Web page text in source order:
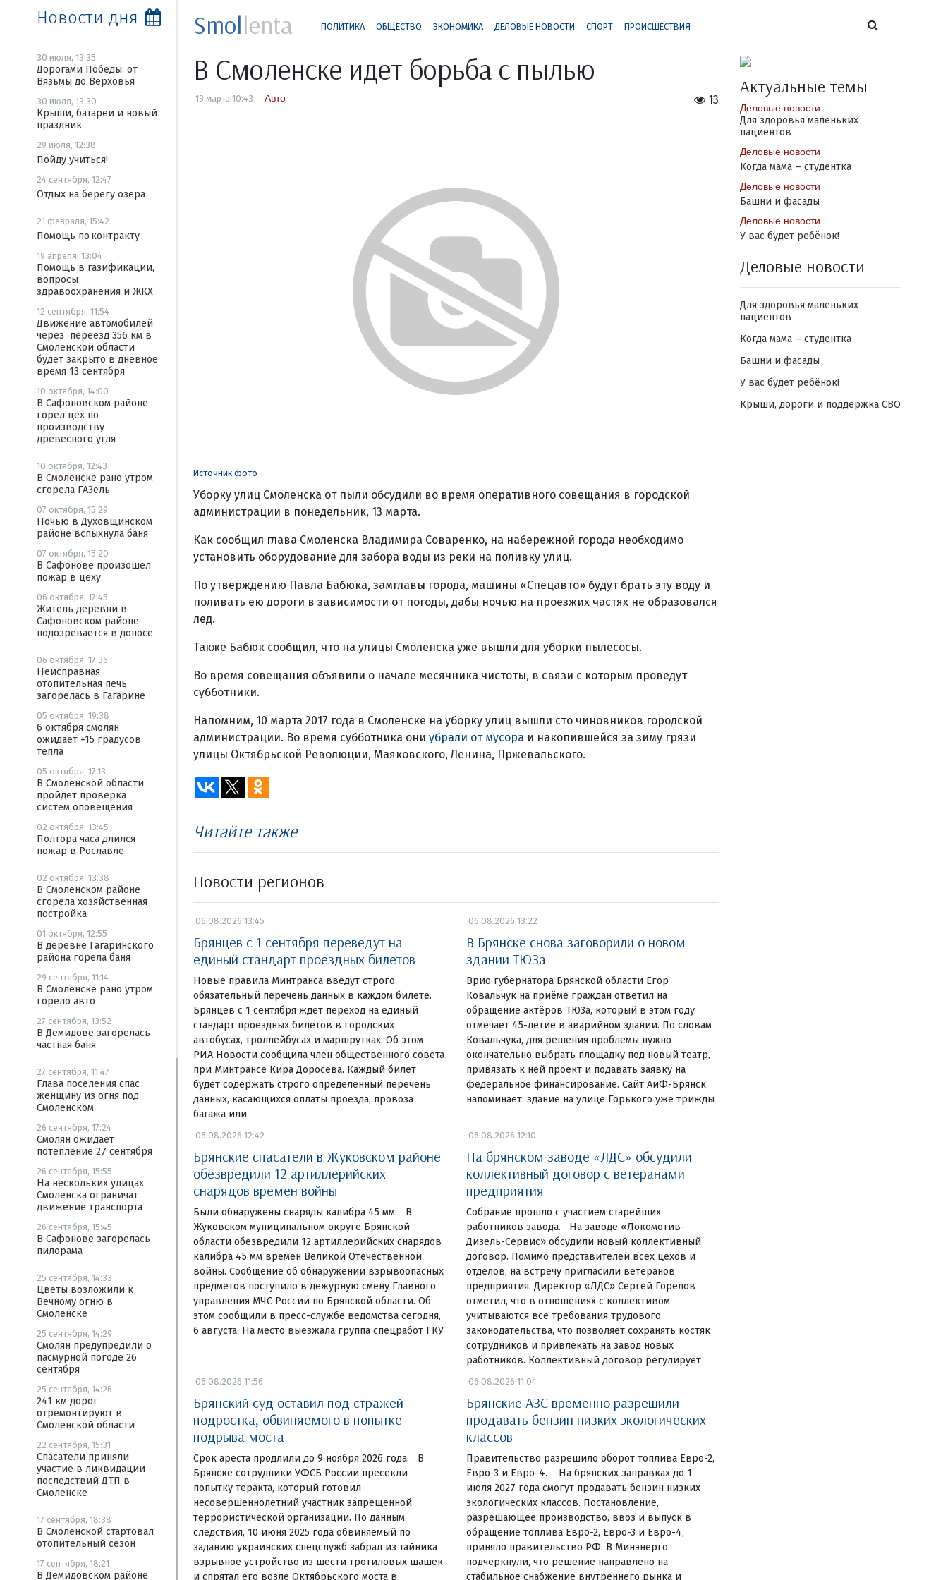
Новости дня
30 июля, 13:35
Дорогами Победы: от
Вязьмы до Верховья
30 июля, 13:30
Крыши, батареи и новый
праздник
29 июля, 12:38
Пойду учиться!
24 сентября, 12:47
Отдых на берегу озера
21 февраля, 15:42
Помощь по контракту
19 апреля, 13:04
Помощь в газификации,
вопросы
здравоохранения и ЖКХ
12 сентября, 11:54
Движение автомобилей
через переезд 356 км в
Смоленской области
будет закрыто в дневное
время 13 сентября
10 октября, 14:00
В Сафоновском районе
горел цех по
производству
древесного угля
10 октября, 12:43
В Смоленске рано утром
сгорела ГАЗель
07 октября, 15:29
Ночью в Духовщинском
районе вспыхнула баня
07 октября, 15:20
В Сафонове произошел
пожар в цеху
06 октября, 17:45
Житель деревни в
Сафоновском районе
подозревается в доносе
06 октября, 17:36
Неисправная
отопительная печь
загорелась в Гагарине
05 октября, 19:38
6 октября смолян
ожидает +15 градусов
тепла
05 октября, 17:13
В Смоленской области
пройдет проверка
систем оповещения
02 октября, 13:45
Полтора часа длился
пожар в Рославле
02 октября, 13:38
В Смоленском районе
сгорела хозяйственная
постройка
01 октября, 12:55
В деревне Гагаринского
района горела баня
29 сентября, 11:14
В Смоленске рано утром
горело авто
27 сентября, 13:52
В Демидове загорелась
частная баня
27 сентября, 11:47
Глава поселения спас
женщину из огня под
Смоленском
26 сентября, 17:24
Смолян ожидает
потепление 27 сентября
26 сентября, 15:55
На нескольких улицах
Смоленска ограничат
движение транспорта
26 сентября, 15:45
В Сафонове загорелась
пилорама
25 сентября, 14:33
Цветы возложили к
Вечному огню в
Смоленске
25 сентября, 14:29
Смолян предупредили о
пасмурной погоде 26
сентября
25 сентября, 14:26
241 км дорог
отремонтируют в
Смоленской области
22 сентября, 15:31
Спасатели приняли
участие в ликвидации
последствий ДТП в
Смоленске
17 сентября, 18:38
В Смоленской стартовал
отопительный сезон
17 сентября, 18:21
В Демидовском районе
Smollenta ПОЛИТИКА ОБЩЕСТВО ЭКОНОМИКА ДЕЛОВЫЕ НОВОСТИ СПОРТ ПРОИСШЕСТВИЯ
В Смоленске идет борьба с пылью
13
13 марта 10:43 Авто
Источник фото
Уборку улиц Смоленска от пыли обсудили во время оперативного совещания в городской
администрации в понедельник, 13 марта.
Как сообщил глава Смоленска Владимира Соваренко, на набережной города необходимо
установить оборудование для забора воды из реки на поливку улиц.
По утверждению Павла Бабюка, замглавы города, машины «Спецавто» будут брать эту воду и
поливать ею дороги в зависимости от погоды, дабы ночью на проезжих частях не образовался
лед.
Также Бабюк сообщил, что на улицы Смоленска уже вышли для уборки пылесосы.
Во время совещания объявили о начале месячника чистоты, в связи с которым проведут
субботники.
Напомним, 10 марта 2017 года в Смоленске на уборку улиц вышли сто чиновников городской
администрации. Во время субботника они убрали от мусора и накопившейся за зиму грязи
улицы Октябрьской Революции, Маяковского, Ленина, Пржевальского.
Читайте также
Новости регионов
06.08.2026 13:45
Брянцев с 1 сентября переведут на
единый стандарт проездных билетов
Новые правила Минтранса введут строго
обязательный перечень данных в каждом билете.
Брянцев с 1 сентября ждет переход на единый
стандарт проездных билетов в городских
автобусах, троллейбусах и маршрутках. Об этом
РИА Новости сообщила член общественного совета
при Минтрансе Кира Доросева. Каждый билет
будет содержать строго определенный перечень
данных, касающихся оплаты проезда, провоза
багажа или
06.08.2026 13:22
В Брянске снова заговорили о новом
здании ТЮЗа
Врио губернатора Брянской области Егор
Ковальчук на приёме граждан ответил на
обращение актёров ТЮЗа, который в этом году
отмечает 45-летие в аварийном здании. По словам
Ковальчука, для решения проблемы нужно
окончательно выбрать площадку под новый театр,
привязать к ней проект и подавать заявку на
федеральное финансирование. Сайт АиФ-Брянск
напоминает: здание на улице Горького уже трижды
06.08.2026 12:42
Брянские спасатели в Жуковском районе
обезвредили 12 артиллерийских
снарядов времен войны
Были обнаружены снаряды калибра 45 мм. В
Жуковском муниципальном округе Брянской
области обезвредили 12 артиллерийских снарядов
калибра 45 мм времен Великой Отечественной
войны. Сообщение об обнаружении взрывоопасных
предметов поступило в дежурную смену Главного
управления МЧС России по Брянской области. Об
этом сообщили в пресс-службе ведомства сегодня,
6 августа. На место выезжала группа спецработ ГКУ
06.08.2026 12:10
На брянском заводе «ЛДС» обсудили
коллективный договор с ветеранами
предприятия
Собрание прошло с участием старейших
работников завода. На заводе «Локомотив-
Дизель-Сервис» обсудили новый коллективный
договор. Помимо представителей всех цехов и
отделов, на встречу пригласили ветеранов
предприятия. Директор «ЛДС» Сергей Горелов
отметил, что в отношениях с коллективом
учитываются все требования трудового
законодательства, что позволяет сохранять костяк
сотрудников и привлекать на завод новых
работников. Коллективный договор регулирует
06.08.2026 11:56
Брянский суд оставил под стражей
подростка, обвиняемого в попытке
подрыва моста
Срок ареста продлили до 9 ноября 2026 года. В
Брянске сотрудники УФСБ России пресекли
попытку теракта, который готовил
несовершеннолетний участник запрещенной
террористической организации. По данным
следствия, 10 июня 2025 года обвиняемый по
заданию украинских спецслужб забрал из тайника
взрывное устройство из шести тротиловых шашек
и спрятал его возле Октябрьского моста в
06.08.2026 11:04
Брянские АЗС временно разрешили
продавать бензин низких экологических
классов
Правительство разрешило оборот топлива Евро-2,
Евро-3 и Евро-4. На брянских заправках до 1
июля 2027 года смогут продавать бензин низких
экологических классов. Постановление,
разрешающее производство, ввоз и выпуск в
обращение топлива Евро-2, Евро-3 и Евро-4,
приняло правительство РФ. В Минэнерго
подчеркнули, что решение направлено на
стабильное снабжение внутреннего рынка и
Актуальные темы
Деловые новости
Для здоровья маленьких
пациентов
Деловые новости
Когда мама – студентка
Деловые новости
Башни и фасады
Деловые новости
У вас будет ребёнок!
Деловые новости
Для здоровья маленьких
пациентов
Когда мама – студентка
Башни и фасады
У вас будет ребёнок!
Крыши, дороги и поддержка СВО